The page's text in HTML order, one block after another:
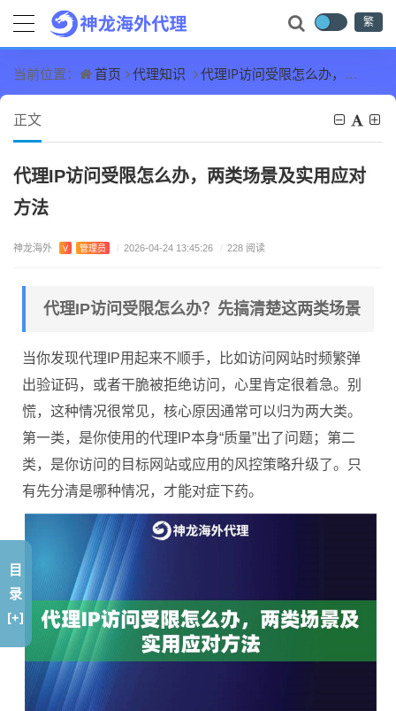
繁
当前位置： 首页 代理知识 代理IP访问受限怎么办，两类场景及实用应对方法
正文
代理IP访问受限怎么办，两类场景及实用应对
方法
神龙海外 V 管理员 / 2026-04-24 13:45:26 / 228 阅读
代理IP访问受限怎么办？先搞清楚这两类场景
当你发现代理IP用起来不顺手，比如访问网站时频繁弹
出验证码，或者干脆被拒绝访问，心里肯定很着急。别
慌，这种情况很常见，核心原因通常可以归为两大类。
第一类，是你使用的代理IP本身“质量”出了问题；第二
类，是你访问的目标网站或应用的风控策略升级了。只
有先分清是哪种情况，才能对症下药。
目
录
[+]